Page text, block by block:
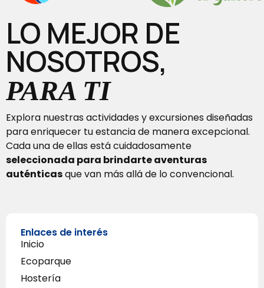
LO MEJOR DE
NOSOTROS,
PARA TI
Explora nuestras actividades y excursiones diseñadas
para enriquecer tu estancia de manera excepcional.
Cada una de ellas está cuidadosamente
seleccionada para brindarte aventuras
auténticasque van más allá de lo convencional.
Enlaces de interés
Inicio
Ecoparque
Hostería